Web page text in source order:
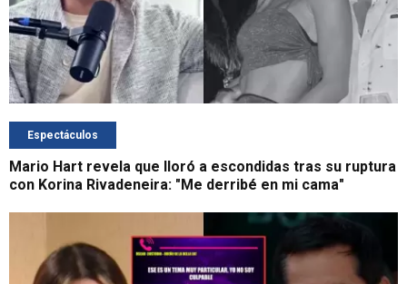
Espectáculos
Mario Hart revela que lloró a escondidas tras su ruptura
con Korina Rivadeneira: "Me derribé en mi cama"